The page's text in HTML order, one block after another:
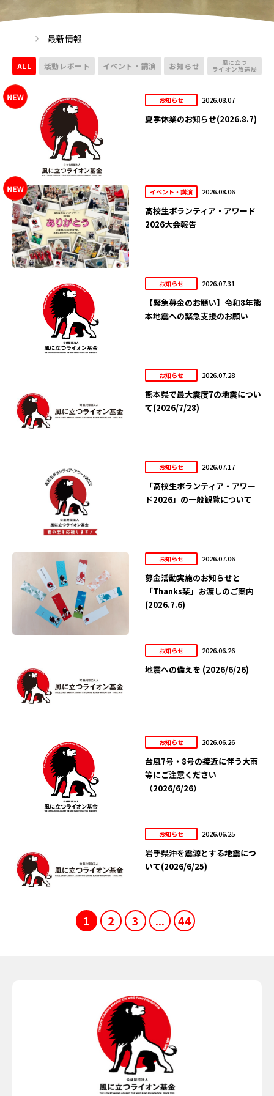
最新情報
ALL 活動レポート イベント・講演 お知らせ 風に立つ
ライオン放送局
お知らせ 2026.08.07
夏季休業のお知らせ(2026.8.7)
イベント・講演 2026.08.06
高校生ボランティア・アワード
2026大会報告
お知らせ 2026.07.31
【緊急募金のお願い】令和8年熊
本地震への緊急支援のお願い
お知らせ 2026.07.28
熊本県で最大震度7の地震につい
て(2026/7/28)
お知らせ 2026.07.17
「高校生ボランティア・アワー
ド2026」の一般観覧について
お知らせ 2026.07.06
募金活動実施のお知らせと
「Thanks栞」お渡しのご案内
(2026.7.6)
お知らせ 2026.06.26
地震への備えを (2026/6/26)
お知らせ 2026.06.26
台風7号・8号の接近に伴う大雨
等にご注意ください
（2026/6/26）
お知らせ 2026.06.25
岩手県沖を震源とする地震につ
いて(2026/6/25)
1 2 3 ... 44